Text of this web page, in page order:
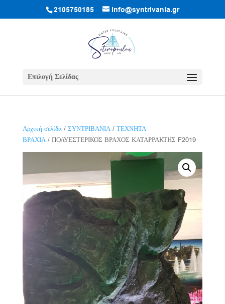
2105750185 info@syntrivania.gr
Επιλογή Σελίδας
Αρχική σελίδα/ ΣΥΝΤΡΙΒΑΝΙΑ/ ΤΕΧΝΗΤΑ
ΒΡΑΧΙΑ/ ΠΟΛΥΕΣΤΕΡΙΚΟΣ ΒΡΑΧΟΣ ΚΑΤΑΡΡΑΚΤΗΣ F2019